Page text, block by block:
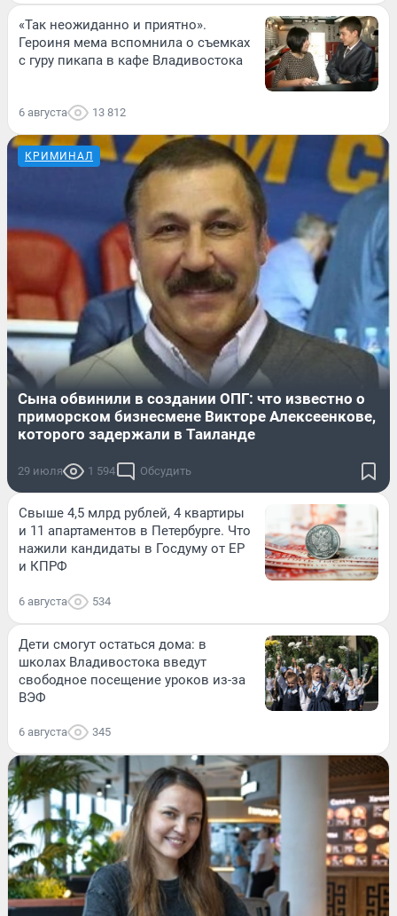
«Так неожиданно и приятно».
Героиня мема вспомнила о съемках
с гуру пикапа в кафе Владивостока
6 августа 13 812
КРИМИНАЛ
Сына обвинили в создании ОПГ: что известно о
приморском бизнесмене Викторе Алексеенкове,
которого задержали в Таиланде
29 июля 1 594 Обсудить
Свыше 4,5 млрд рублей, 4 квартиры
и 11 апартаментов в Петербурге. Что
нажили кандидаты в Госдуму от ЕР
и КПРФ
6 августа 534
Дети смогут остаться дома: в
школах Владивостока введут
свободное посещение уроков из-за
ВЭФ
6 августа 345